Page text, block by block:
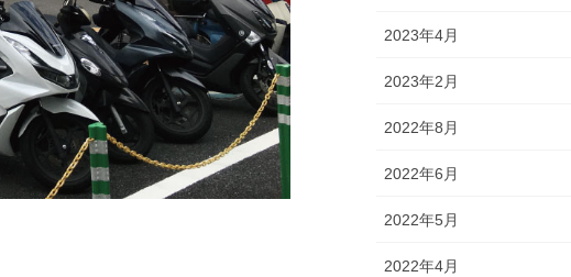
2023年4月
2023年2月
2022年8月
2022年6月
2022年5月
2022年4月